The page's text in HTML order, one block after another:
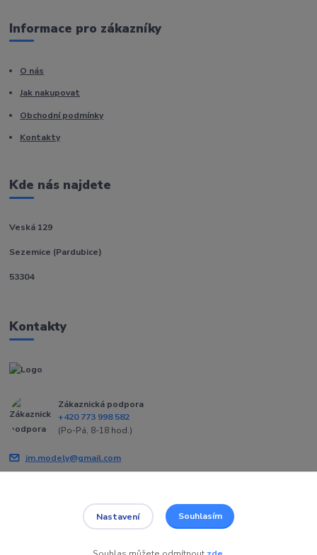
Informace pro zákazníky
O nás
Jak nakupovat
Obchodní podmínky
Kontakty
Kde nás najdete
Veská 129
Sezemice (Pardubice)
53304
Kontakty
Zákaznická podpora
+420 773 998 582
(Po-Pá, 8-18 hod.)
jm.modely@gmail.com
Nastavení Souhlasím